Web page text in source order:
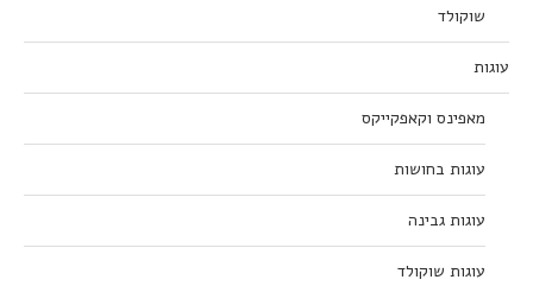
שוקולד
עוגות
מאפינס וקאפקייקס
עוגות בחושות
עוגות גבינה
עוגות שוקולד